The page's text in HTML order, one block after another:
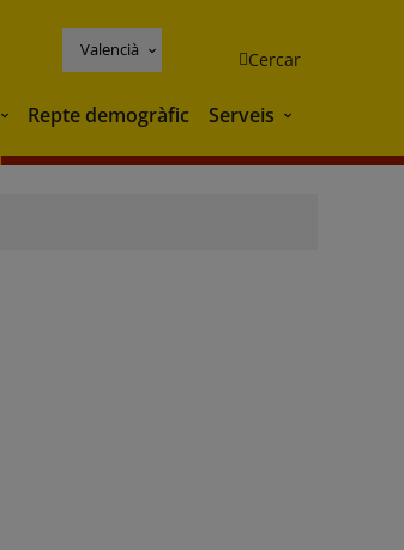
Valencià Cercar
Medi ambient
Repte demogràfic Serveis Serveis